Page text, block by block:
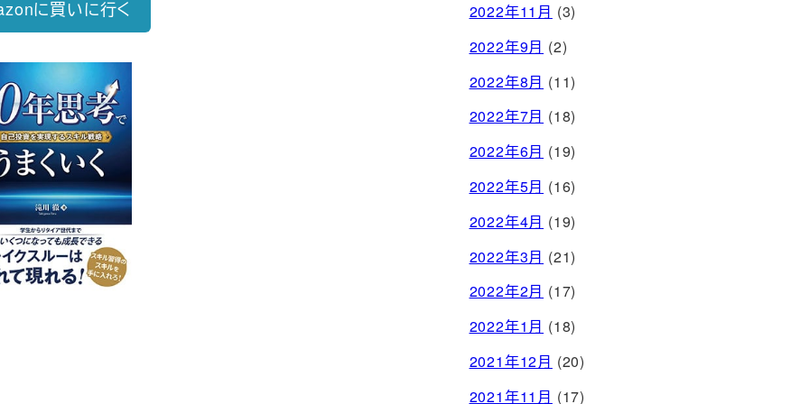
に買いに行く 2022年11月 (3)
2022年9月 (2)
2022年8月 (11)
2022年7月 (18)
2022年6月 (19)
2022年5月 (16)
2022年4月 (19)
2022年3月 (21)
2022年2月 (17)
2022年1月 (18)
2021年12月 (20)
2021年11月 (17)